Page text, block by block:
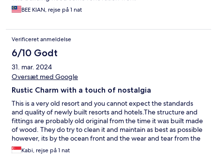
BEE KIAN, rejse på 1 nat
Verificeret anmeldelse
6/10 Godt
31. mar. 2024
Oversæt med Google
Rustic Charm with a touch of nostalgia
This is a very old resort and you cannot expect the standards
and quality of newly built resorts and hotels.The structure and
fittings are probably old original from the time it was built made
of wood. They do try to clean it and maintain as best as possible
however, its by the ocean front and the wear and tear from the
sea breeze is inevitable. It has a rustic charm to it and it will grow
on you if you keep an open mind. A great place to watch the
Kabi, rejse på 1 nat